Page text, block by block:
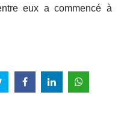
eux a commencé à